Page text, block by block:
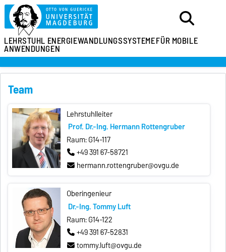
LEHRSTUHL ENERGIEWANDLUNGSSYSTEMEFÜR MOBILE
ANWENDUNGEN
Team
Lehrstuhlleiter
Prof. Dr.-Ing. Hermann Rottengruber
Raum: G14-117
+49 391 67-58721
hermann.rottengruber@ovgu.de
Oberingenieur
Dr.-Ing. Tommy Luft
Raum: G14-122
+49 391 67-52831
tommy.luft@ovgu.de